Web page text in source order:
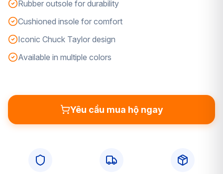
Rubber outsole for durability
Cushioned insole for comfort
Iconic Chuck Taylor design
Available in multiple colors
Yêu cầu mua hộ ngay